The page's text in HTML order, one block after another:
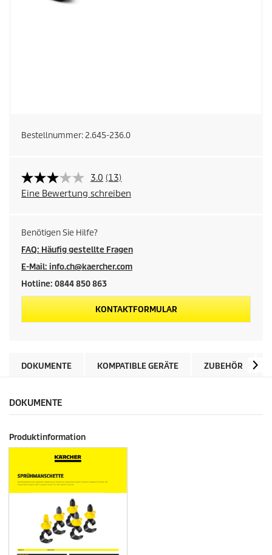
Bestellnummer: 2.645-236.0
3.0 (13)
Eine Bewertung schreiben
Benötigen Sie Hilfe?
FAQ: Häufig gestellte Fragen
E-Mail: info.ch@kaercher.com
Hotline: 0844 850 863
KONTAKTFORMULAR
DOKUMENTE KOMPATIBLE GERÄTE ZUBEHÖR
DOKUMENTE
Produktinformation